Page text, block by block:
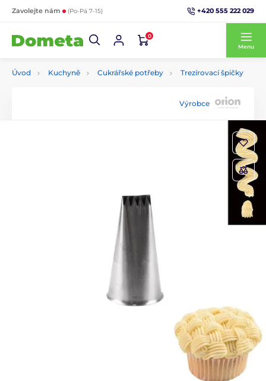
Zavolejte nám (Po-Pá 7-15) +420 555 222 029
0
Menu
Úvod Kuchyně Cukrářské potřeby Trezírovací špičky
Výrobce